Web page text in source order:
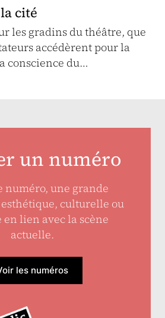
cité
les gradins du théâtre, que
accédèrent pour la
conscience du…
un numéro
numéro, une grande
culturelle ou
lien avec la scène
actuelle.
les numéros